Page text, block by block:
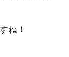
ね！